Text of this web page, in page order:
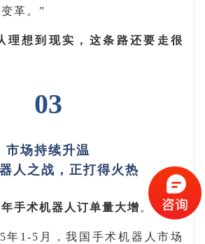
革。 ”
理想到现实，这条路还要走很
03
市场持续升温
人之战，正打得火热
手术机器人订单量大增 。
年 1-5 月，我国手术机器人市场